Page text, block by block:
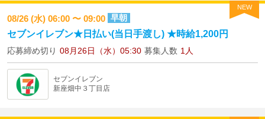
NEW
08/26 (水) 06:00 〜 09:00 早朝
セブンイレブン★日払い(当日手渡し) ★時給1,200円
応募締め切り 08月26日（水）05:30 募集人数 1人
セブンイレブン
新座畑中３丁目店